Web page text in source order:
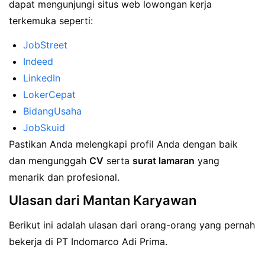
dapat mengunjungi situs web lowongan kerja
terkemuka seperti:
JobStreet
Indeed
LinkedIn
LokerCepat
BidangUsaha
JobSkuid
Pastikan Anda melengkapi profil Anda dengan baik
dan mengunggah CV serta surat lamaran yang
menarik dan profesional.
Ulasan dari Mantan Karyawan
Berikut ini adalah ulasan dari orang-orang yang pernah
bekerja di PT Indomarco Adi Prima.